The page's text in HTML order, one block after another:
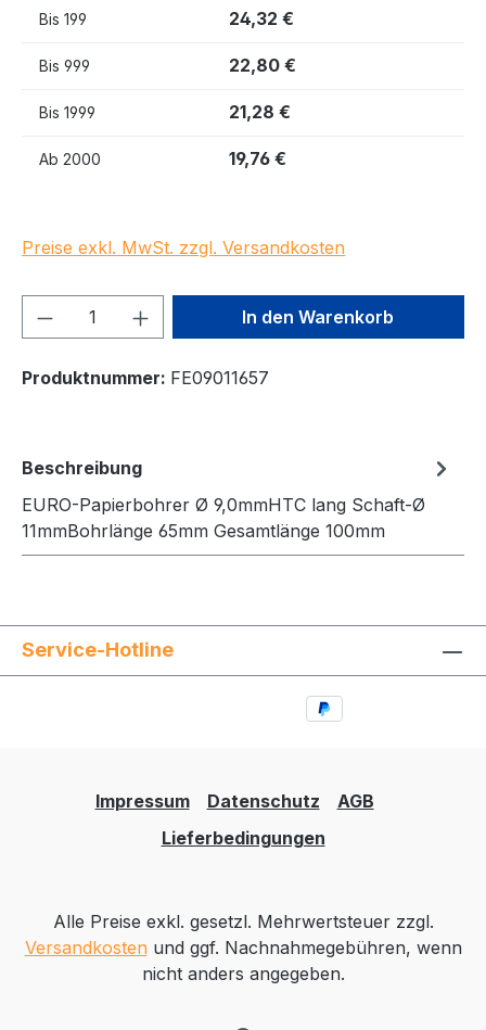
Bis 199 24,32 €
Bis 999 22,80 €
Bis 1999 21,28 €
Ab 2000 19,76 €
Preise exkl. MwSt. zzgl. Versandkosten
Produkt Anzahl: Gib denIn den Warenkorb
Produktnummer: FE09011657
Beschreibung
EURO-Papierbohrer Ø 9,0mmHTC lang Schaft-Ø
11mmBohrlänge 65mm Gesamtlänge 100mm
Service-Hotline
Impressum Datenschutz
AGB
Lieferbedingungen
Alle Preise exkl. gesetzl. Mehrwertsteuer zzgl.
Versandkosten und ggf. Nachnahmegebühren, wenn
nicht anders angegeben.